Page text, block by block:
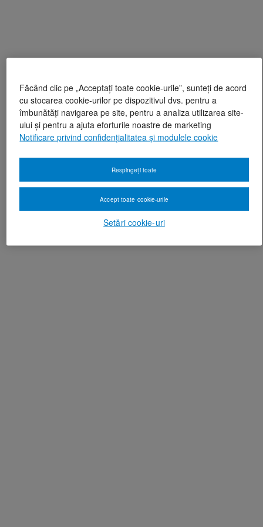
Făcând clic pe „Acceptați toate cookie-urile”, sunteți de acord
cu stocarea cookie-urilor pe dispozitivul dvs. pentru a
îmbunătăți navigarea pe site, pentru a analiza utilizarea site-
ului și pentru a ajuta eforturile noastre de marketing
Notificare privind confidențialitatea și modulele cookie
Setări cookie-uri
Respingeți toate
Accept toate cookie-urile